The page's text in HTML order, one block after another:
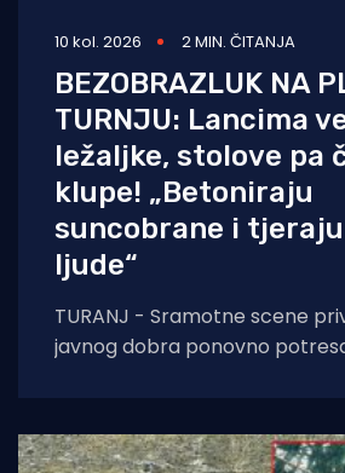
10 kol. 2026 2 MIN. ČITANJA
BEZOBRAZLUK NA
TURNJU: Lancima
ležaljke, stolove pa
klupe! „Betoniraju
suncobrane i
ljude“
TURANJ - Sramotne scene
javnog dobra ponovno